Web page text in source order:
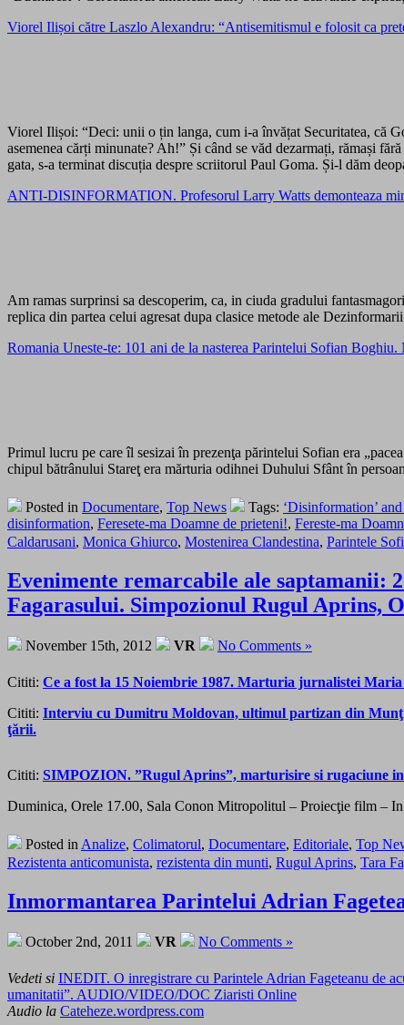
Viorel Ilișoi către Laszlo Alexandru: “Antisemitismul e folosit ca
Viorel Ilișoi: “Deci: unii o țin langa, cum i-a învățat Securitatea, că
asemenea cărți minunate? Ah!” Și când se văd dezarmați, rămași
gata, s-a terminat discuția despre scriitorul Paul Goma. Și-l dăm
ANTI-DISINFORMATION. Profesorul Larry Watts demonteaza
Am ramas surprinsi sa descoperim, ca, in ciuda gradului
replica din partea celui agresat dupa clasice metode ale
Romania Uneste-te: 101 ani de la nasterea Parintelui Sofian
Primul lucru pe care îl sesizai în prezenţa părintelui Sofian era
chipul bătrânului Stareţ era mărturia odihnei Duhului Sfânt în
Posted in Documentare, Top News Tags: ‘Disinformation’
disinformation, Feresete-ma Doamne de prieteni!, Fereste-ma
Caldarusani, Monica Ghiurco, Mostenirea Clandestina, Parintele
Evenimente remarcabile ale saptamanii:
Fagarasului. Simpozionul Rugul Aprins,
November 15th, 2012 VR No Comments »
Cititi: Ce a fost la 15 Noiembrie 1987. Marturia jurnalistei
Cititi: Interviu cu Dumitru Moldovan, ultimul partizan din
ţării.
Cititi: SIMPOZION. ”Rugul Aprins”, marturisire si rugaciune in
Duminica, Orele 17.00, Sala Conon Mitropolitul – Proiecţie film –
Posted in Analize, Colimatorul, Documentare, Editoriale, Top
Rezistenta anticomunista, rezistenta din munti, Rugul Aprins, Tara
Inmormantarea Parintelui Adrian
October 2nd, 2011 VR No Comments »
Vedeti si INEDIT. O inregistrare cu Parintele Adrian Fageteanu de
umanitatii”. AUDIO/VIDEO/DOC Ziaristi Online
Audio la Cateheze.wordpress.com